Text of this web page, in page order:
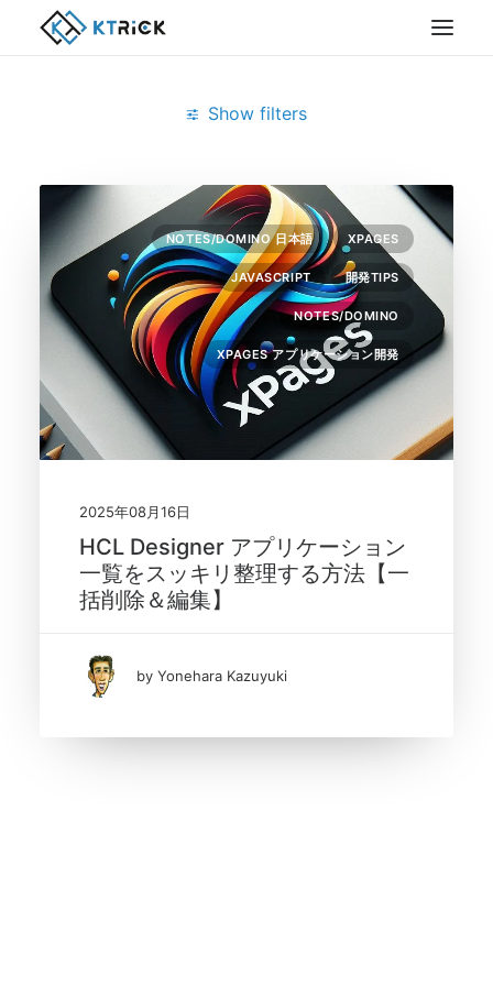
Show filters
NOTES/DOMINO 日本語 XPAGES
JAVASCRIPT 開発TIPS
NOTES/DOMINO
XPAGES アプリケーション開発
2025年08月16日
HCL Designer アプリケーション
一覧をスッキリ整理する方法【一
括削除＆編集】
by Yonehara Kazuyuki